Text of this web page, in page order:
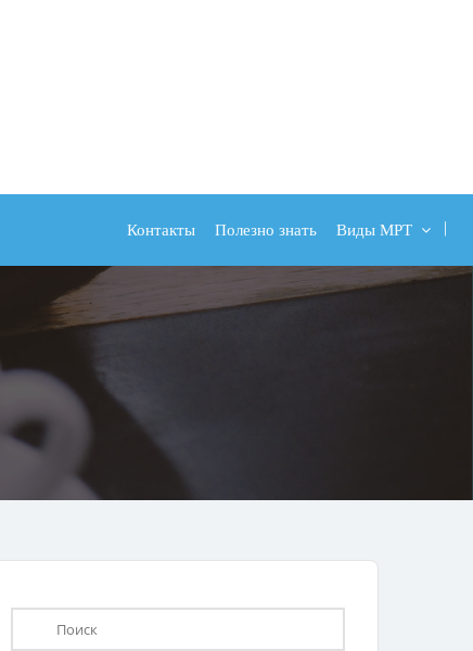
Контакты Полезно знать Виды МРТ